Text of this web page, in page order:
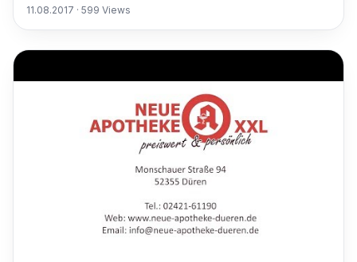
11.08.2017 · 599 Views